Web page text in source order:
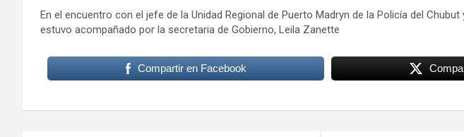
En el encuentro con el jefe de la Unidad Regional de Puerto Madryn de la Policía del
estuvo acompañado por la secretaria de Gobierno, Leila Zanette
Compartir en Facebook